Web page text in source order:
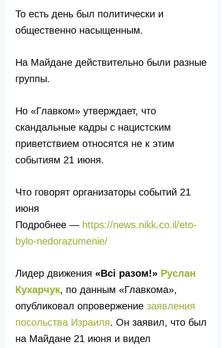
То есть день был политически и
общественно насыщенным.
На Майдане действительно были разные
группы.
Но «Главком» утверждает, что
скандальные кадры с нацистским
приветствием относятся не к этим
событиям 21 июня.
Что говорят организаторы событий 21
июня
Подробнее — https://news.nikk.co.il/eto-
bylo-nedorazumenie/
Лидер движения «Всі разом!» Руслан
Кухарчук, по данным «Главкома»,
опубликовал опровержение заявления
посольства Израиля. Он заявил, что был
на Майдане 21 июня и видел